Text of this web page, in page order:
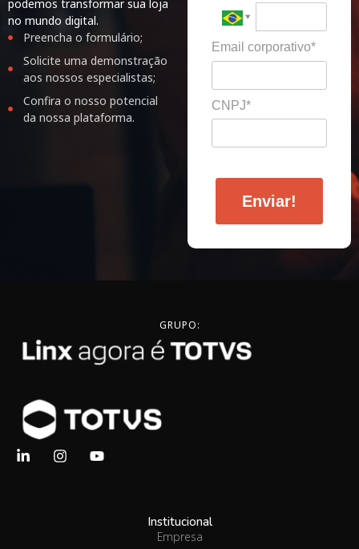
podemos transformar sua loja
no mundo digital.
Preencha o formulário;
Solicite uma demonstração
aos nossos especialistas;
Confira o nosso potencial
da nossa plataforma.
Email corporativo*
CNPJ*
Enviar!
GRUPO:
Institucional
Empresa